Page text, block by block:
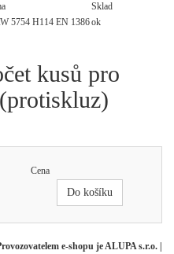
Sklad
5754 H114 EN 1386ok
kusů pro
Cena
Do košíku
e-shopu je ALUPA s.r.o. |